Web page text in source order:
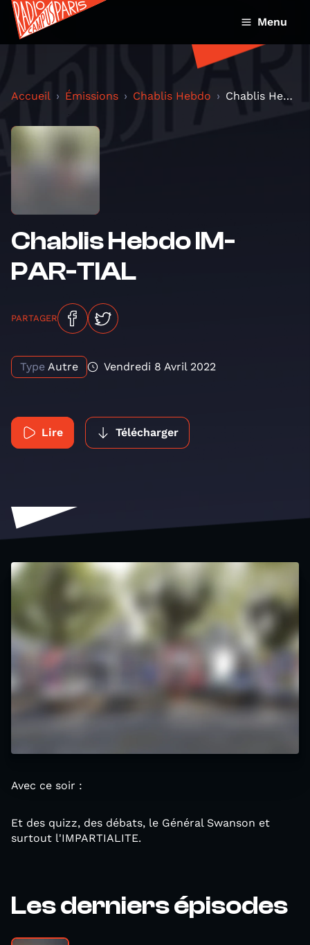
Menu
Accueil Émissions Chablis Hebdo Chablis Hebdo IM-PAR-TIAL
Chablis Hebdo IM-
PAR-TIAL
PARTAGER
Type Autre Vendredi 8 Avril 2022
Lire Télécharger
Avec ce soir :
Et des quizz, des débats, le Général Swanson et
surtout l'IMPARTIALITE.
Les derniers épisodes